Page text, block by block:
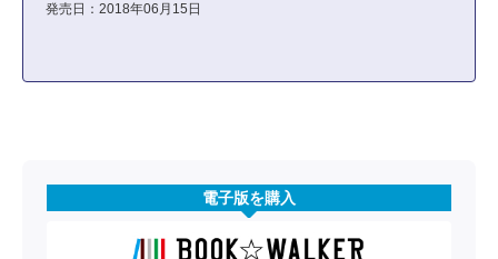
発売日：2018年06月15日
電子版を購入